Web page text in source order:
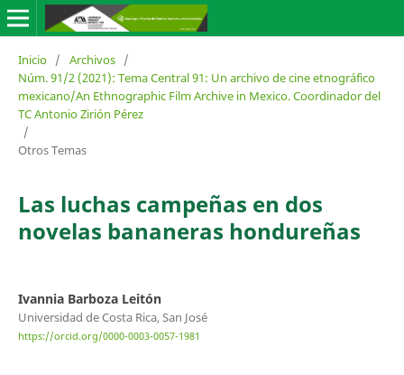
Inicio / Archivos /
Núm. 91/2 (2021): Tema Central 91: Un archivo de cine etnográfico
mexicano/An Ethnographic Film Archive in Mexico. Coordinador del
TC Antonio Zirión Pérez
/
Otros Temas
Las luchas campeñas en dos
novelas bananeras hondureñas
Ivannia Barboza Leitón
Universidad de Costa Rica, San José
https://orcid.org/0000-0003-0057-1981